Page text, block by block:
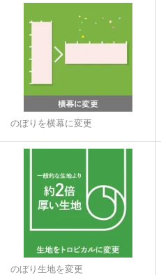
のぼりを横幕に変更
のぼり生地を変更